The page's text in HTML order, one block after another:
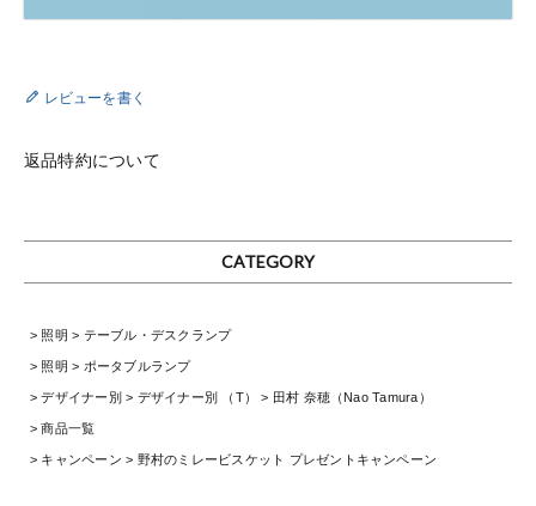
レビューを書く
返品特約について
CATEGORY
照明 テーブル・デスクランプ
照明 ポータブルランプ
デザイナー別 デザイナー別 （T） 田村 奈穂（Nao Tamura）
商品一覧
キャンペーン 野村のミレービスケット プレゼントキャンペーン